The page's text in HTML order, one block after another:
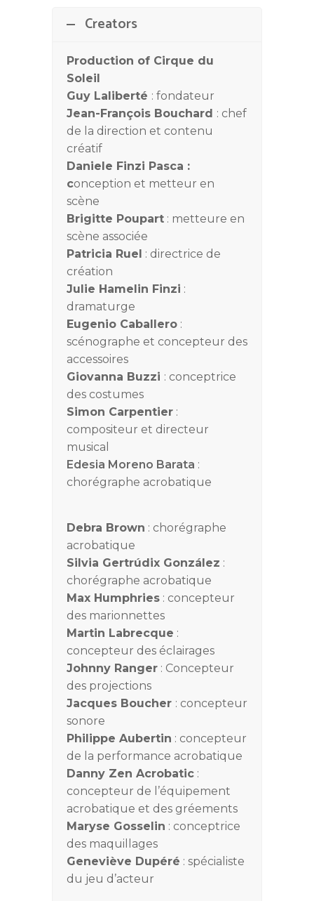
Creators
Production of Cirque du
Soleil
Guy Laliberté : fondateur
Jean-François Bouchard : chef
de la direction et contenu
créatif
Daniele Finzi Pasca :
conception et metteur en
scène
Brigitte Poupart : metteure en
scène associée
Patricia Ruel : directrice de
création
Julie Hamelin Finzi :
dramaturge
Eugenio Caballero :
scénographe et concepteur des
accessoires
Giovanna Buzzi : conceptrice
des costumes
Simon Carpentier :
compositeur et directeur
musical
Edesia Moreno Barata :
chorégraphe acrobatique
Debra Brown : chorégraphe
acrobatique
Silvia Gertrúdix González :
chorégraphe acrobatique
Max Humphries : concepteur
des marionnettes
Martin Labrecque :
concepteur des éclairages
Johnny Ranger : Concepteur
des projections
Jacques Boucher : concepteur
sonore
Philippe Aubertin : concepteur
de la performance acrobatique
Danny Zen Acrobatic :
concepteur de l’équipement
acrobatique et des gréements
Maryse Gosselin : conceptrice
des maquillages
Geneviève Dupéré : spécialiste
du jeu d’acteur